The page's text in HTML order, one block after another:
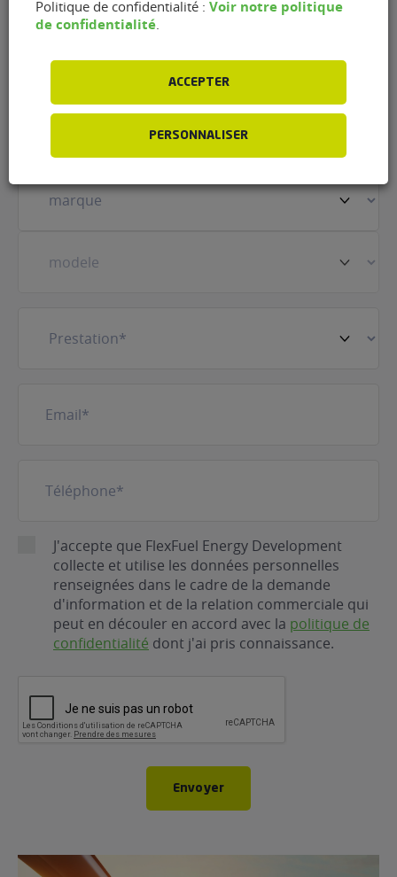
Nom(Nécessaire)
Prénom(Nécessaire)
véhicule(Nécessaire)
mail(Nécessaire)
RGPDJ'accepte que FlexFuel Energy Development
collecte et utilise les données personnelles
renseignées dans le cadre de la demande
d'information et de la relation commerciale qui
peut en découler en accord avec la politique de
confidentialité dont j'ai pris connaissance.
Envoyer
Politique de confidentialité : Voir notre politique
de confidentialité
ACCEPTER
PERSONNALISER